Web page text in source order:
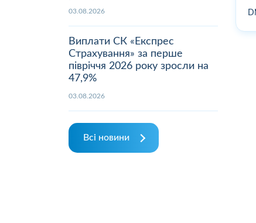
03.08.2026
Виплати СК «Експрес
Страхування» за перше
півріччя 2026 року зросли на
47,9%
03.08.2026
Всі новини